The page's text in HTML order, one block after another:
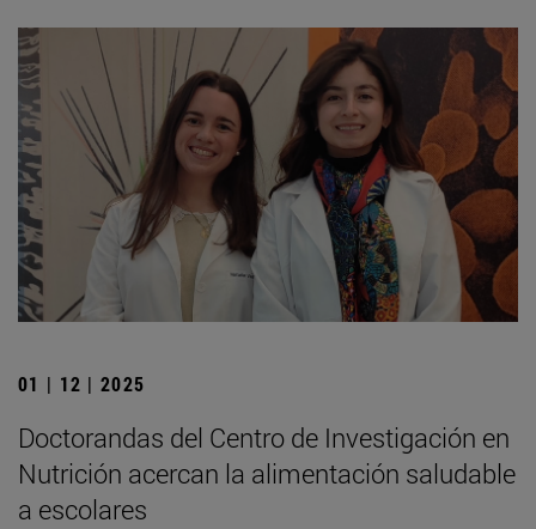
01 | 12 | 2025
Doctorandas del Centro de Investigación en
Nutrición acercan la alimentación saludable
a escolares